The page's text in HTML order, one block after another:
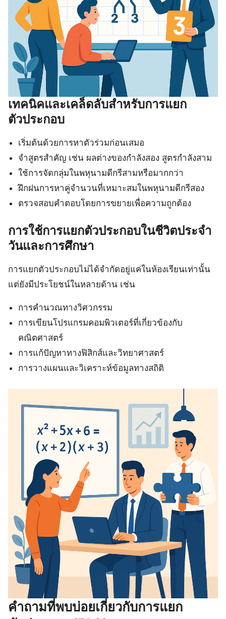
เทคนิคและเคล็ดลับสำหรับการแยก
ตัวประกอบ
เริ่มต้นด้วยการหาตัวร่วมก่อนเสมอ
จำสูตรสำคัญ เช่น ผลต่างของกำลังสอง สูตรกำลังสาม
ใช้การจัดกลุ่มในพหุนามดีกรีสามหรือมากกว่า
ฝึกฝนการหาคู่จำนวนที่เหมาะสมในพหุนามดีกรีสอง
ตรวจสอบคำตอบโดยการขยายเพื่อความถูกต้อง
การใช้การแยกตัวประกอบในชีวิตประจำ
วันและการศึกษา
การแยกตัวประกอบไม่ได้จำกัดอยู่แค่ในห้องเรียนเท่านั้น
แต่ยังมีประโยชน์ในหลายด้าน เช่น
การคำนวณทางวิศวกรรม
การเขียนโปรแกรมคอมพิวเตอร์ที่เกี่ยวข้องกับ
คณิตศาสตร์
การแก้ปัญหาทางฟิสิกส์และวิทยาศาสตร์
การวางแผนและวิเคราะห์ข้อมูลทางสถิติ
คำถามที่พบบ่อยเกี่ยวกับการแยก